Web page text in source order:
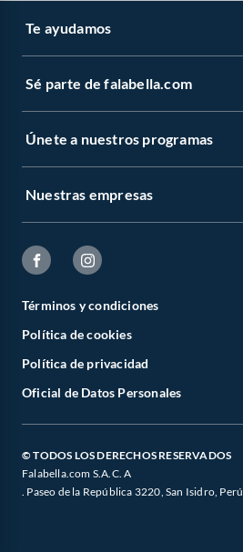
Te ayudamos
Sé parte de falabella.com
Únete a nuestros programas
Nuestras empresas
Términos y condiciones
Política de cookies
Política de privacidad
Oficial de Datos Personales
© TODOS LOS DERECHOS RESERVADOS
Falabella.com S.A.C. A
. Paseo de la República 3220, San Isidro, Perú